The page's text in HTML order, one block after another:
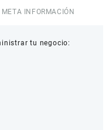
META INFORMACIÓN
tu negocio: